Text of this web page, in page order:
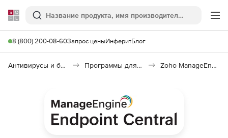
Softline
Поиск
8 (800) 200-08-60Запрос ценыИнферитБлог
Антивирусы и безопасность Программы для защиты информации Zoho ManageEngine Endpoint Central